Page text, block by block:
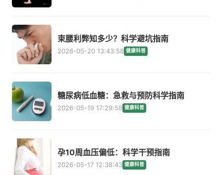
束腰利弊知多少？科学避坑指南
2026-05-20 13:43:58 健康科普
糖尿病低血糖：急救与预防科学指南
2026-05-19 17:29:58 健康科普
孕10周血压偏低：科学干预指南
2026-05-17 12:38:43 健康科普